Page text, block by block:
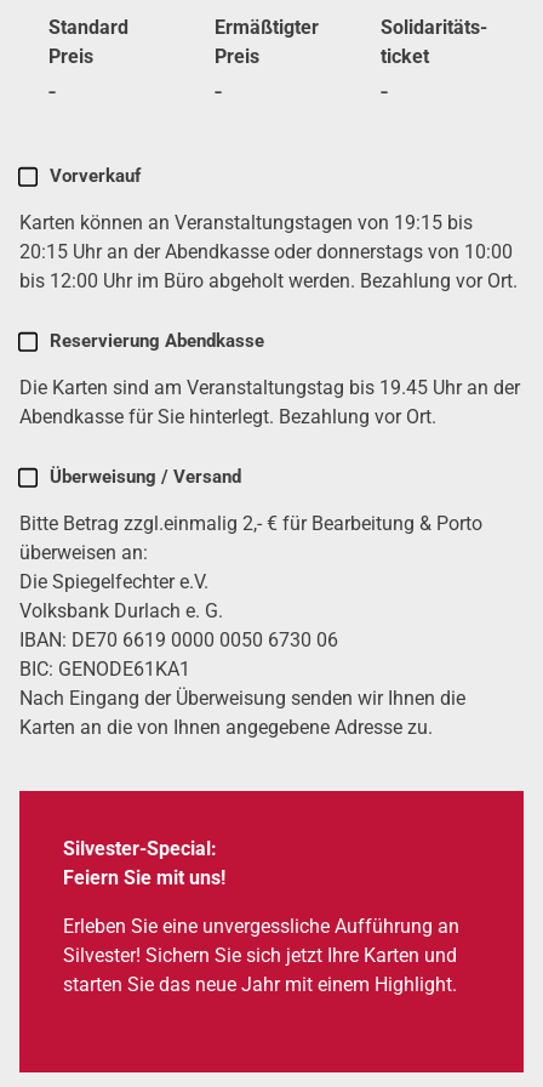
Stan­dard
Preis
-
Ermäß­tig­ter
Preis
-
Soli­da­ri­täts­
ti­cket
-
Karten
fen (erfor­
der­
lich)
Vor­ver­kauf
Karten kön­nen an Ver­an­stal­tungs­ta­gen von 19:15 bis
20:15 Uhr an der Abend­kas­se oder don­ners­tags von 10:00
bis 12:00 Uhr im Büro abge­holt wer­den. Bezah­lung vor Ort.
Reser­vie­rung Abend­kas­se
Die Karten sind am Ver­an­stal­tungs­tag bis 19.45 Uhr an der
Abend­kas­se für Sie hin­ter­legt. Bezah­lung vor Ort.
Über­wei­sung / Ver­sand
Bit­te Betrag zzgl.einmalig 2,- € für Bear­bei­tung & Por­to
über­wei­sen an:
Die Spie­gel­fech­ter e.V.
Volks­bank Dur­lach e. G.
IBAN: DE70 6619 0000 0050 6730 06
BIC: GENODE61KA1
Nach Ein­gang der Über­wei­sung sen­den wir Ihnen die
Karten an die von Ihnen ange­ge­be­ne Adres­se zu.
Sil­ves­ter-Spe­cial:
Fei­ern Sie mit uns!
Erle­ben Sie eine unver­gess­li­che Auf­füh­rung an
Sil­ves­ter! Sichern Sie sich jetzt Ihre Karten und
star­ten Sie das neue Jahr mit einem High­light.